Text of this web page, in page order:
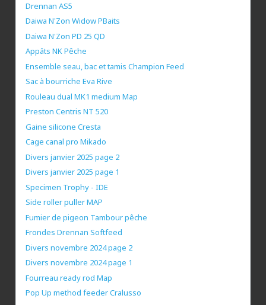
Drennan AS5
Daiwa N'Zon Widow PBaits
Daiwa N'Zon PD 25 QD
Appâts NK Pêche
Ensemble seau, bac et tamis Champion Feed
Sac à bourriche Eva Rive
Rouleau dual MK1 medium Map
Preston Centris NT 520
Gaine silicone Cresta
Cage canal pro Mikado
Divers janvier 2025 page 2
Divers janvier 2025 page 1
Specimen Trophy - IDE
Side roller puller MAP
Fumier de pigeon Tambour pêche
Frondes Drennan Softfeed
Divers novembre 2024 page 2
Divers novembre 2024 page 1
Fourreau ready rod Map
Pop Up method feeder Cralusso